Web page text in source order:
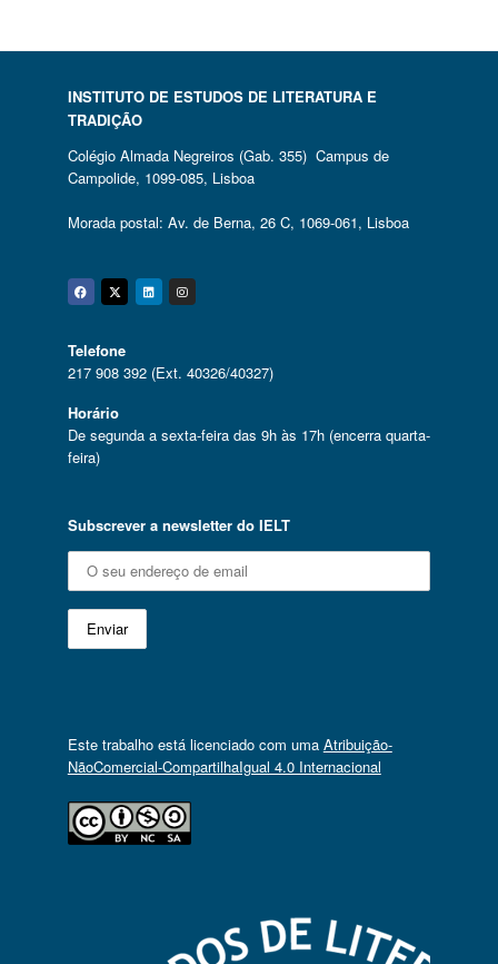
INSTITUTO DE ESTUDOS DE LITERATURA E
TRADIÇÃO
Colégio Almada Negreiros (Gab. 355) Campus de
Campolide, 1099-085, Lisboa
Morada postal: Av. de Berna, 26 C, 1069-061, Lisboa
Facebook
Twitter
Linkedin
Instagram
Telefone
217 908 392 (Ext. 40326/40327)
Horário
De segunda a sexta-feira das 9h às 17h (encerra quarta-
feira)
Subscrever a newsletter do IELT
Este trabalho está licenciado com uma Atribuição-
NãoComercial-CompartilhaIgual 4.0 Internacional